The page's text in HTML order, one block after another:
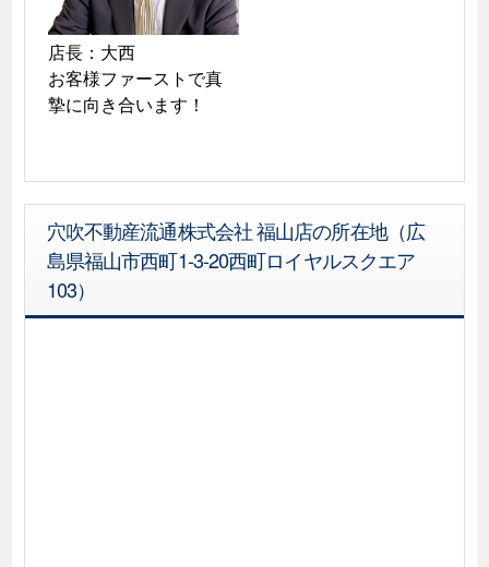
店長：大西
お客様ファーストで真
摯に向き合います！
穴吹不動産流通株式会社 福山店の所在地（広
島県福山市西町1-3-20西町ロイヤルスクエア
103）